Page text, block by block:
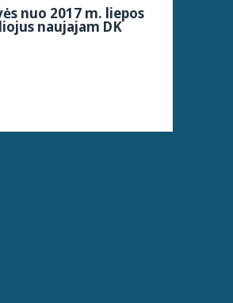
nuo 2017 m. liepos
naujajam DK